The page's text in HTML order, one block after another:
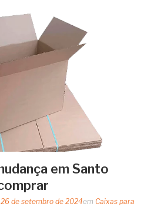
em Santo
26 de setembro de 2024em Caixas para